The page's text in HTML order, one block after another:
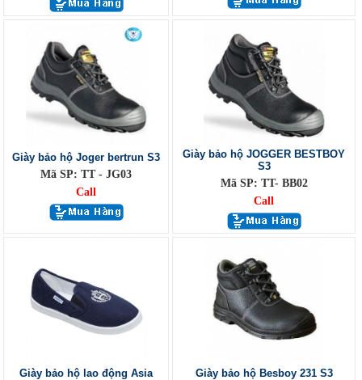
Giày bảo hộ Joger bertrun S3
Mã SP: TT - JG03
Call
Giày bảo hộ JOGGER BESTBOY
S3
Mã SP: TT- BB02
Call
Giày bảo hộ lao động Asia
Giày bảo hộ Besboy 231 S3